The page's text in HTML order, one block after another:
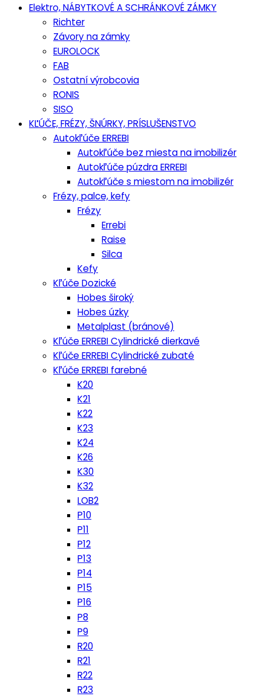
Elektro, NÁBYTKOVÉ A SCHRÁNKOVÉ ZÁMKY
Richter
Závory na zámky
EUROLOCK
FAB
Ostatní výrobcovia
RONIS
SISO
KĽÚČE, FRÉZY, ŠNÚRKY, PRÍSLUŠENSTVO
Autokľúče ERREBI
Autokľúče bez miesta na imobilizér
Autokľúče púzdra ERREBI
Autokľúče s miestom na imobilizér
Frézy, palce, kefy
Frézy
Errebi
Raise
Silca
Kefy
Kľúče Dozické
Hobes široký
Hobes úzky
Metalplast (bránové)
Kľúče ERREBI Cylindrické dierkavé
Kľúče ERREBI Cylindrické zubaté
Kľúče ERREBI farebné
K20
K21
K22
K23
K24
K26
K30
K32
LOB2
P10
P11
P12
P13
P14
P15
P16
P8
P9
R20
R21
R22
R23